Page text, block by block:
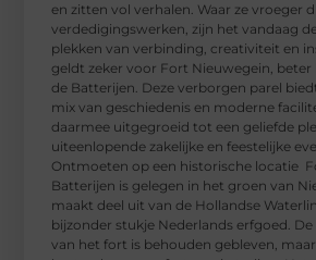
en zitten vol verhalen. Waar ze vroeger
verdedigingswerken, zijn het vandaag
plekken van verbinding, creativiteit en
geldt zeker voor Fort Nieuwegein, beter
de Batterijen. Deze verborgen parel
mix van geschiedenis en moderne
daarmee uitgegroeid tot een geliefde
uiteenlopende zakelijke en feestelijke
Ontmoeten op een historische locatie
Batterijen is gelegen in het groen van
maakt deel uit van de Hollandse
bijzonder stukje Nederlands erfgoed.
van het fort is behouden gebleven,